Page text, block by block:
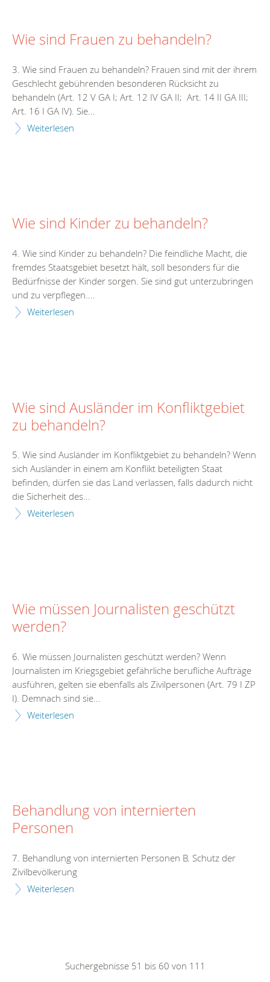
Wie sind Frauen zu behandeln?
3. Wie sind Frauen zu behandeln? Frauen sind mit der ihrem
Geschlecht gebührenden besonderen Rücksicht zu
behandeln (Art. 12 V GA I; Art. 12 IV GA II; Art. 14 II GA III;
Art. 16 I GA IV). Sie...
Weiterlesen
Wie sind Kinder zu behandeln?
4. Wie sind Kinder zu behandeln? Die feindliche Macht, die
fremdes Staatsgebiet besetzt hält, soll besonders für die
Bedürfnisse der Kinder sorgen. Sie sind gut unterzubringen
und zu verpflegen....
Weiterlesen
Wie sind Ausländer im Konfliktgebiet
zu behandeln?
5. Wie sind Ausländer im Konfliktgebiet zu behandeln? Wenn
sich Ausländer in einem am Konflikt beteiligten Staat
befinden, dürfen sie das Land verlassen, falls dadurch nicht
die Sicherheit des...
Weiterlesen
Wie müssen Journalisten geschützt
werden?
6. Wie müssen Journalisten geschützt werden? Wenn
Journalisten im Kriegsgebiet gefährliche berufliche Aufträge
ausführen, gelten sie ebenfalls als Zivilpersonen (Art. 79 I ZP
I). Demnach sind sie...
Weiterlesen
Behandlung von internierten
Personen
7. Behandlung von internierten Personen B. Schutz der
Zivilbevölkerung
Weiterlesen
Suchergebnisse 51 bis 60 von 111